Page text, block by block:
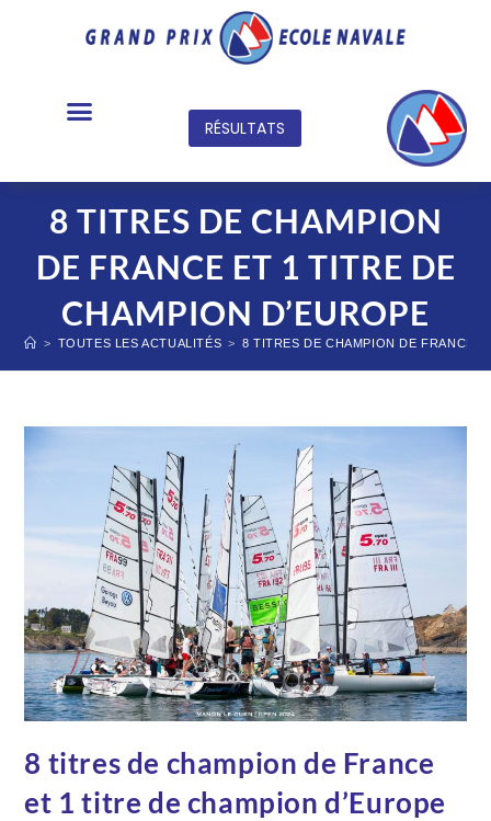
RÉSULTATS
8 TITRES DE CHAMPION
DE FRANCE ET 1 TITRE DE
CHAMPION D’EUROPE
> TOUTES LES ACTUALITÉS > 8 TITRES DE CHAMPION DE FRANCE
8 titres de champion de France
et 1 titre de champion d’Europe